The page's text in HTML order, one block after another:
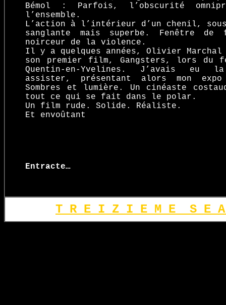
Bémol : Parfois, l’obscurité
l’ensemble.
L’action à l’intérieur d’un chenil,
sanglante mais superbe. Fenêtre
noirceur de la violence.
Il y a quelques années, Olivier Marchal
son premier film, Gangsters, lors du
Quentin-en-Yvelines. J’avais eu
assister, présentant alors mon
Sombres et lumière. Un cinéaste
tout ce qui se fait dans le polar.
Un film rude. Solide. Réaliste.
Et envoûtant
Entracte…
T R E I Z I E M E S E A